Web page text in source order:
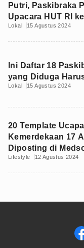
Putri, Paskibraka
Upacara HUT RI
Lokal 15 Agustus 2024
Ini Daftar 18
yang Diduga
Lokal 15 Agustus 2024
20 Template
Kemerdekaan 17
Diposting di
Lifestyle 12 Agustus 2024